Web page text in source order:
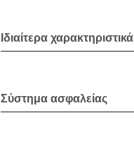
Ιδιαίτερα χαρακτηριστικά
Σύστημα ασφαλείας